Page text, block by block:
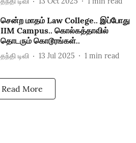
சென்ற மாதம் Law College.. இப்போது
IIM Campus.. கொல்கத்தாவில்
தொடரும் கொடூரங்கள்..
தந்தி டிவி 13 Jul 2025 1 min read
Read More